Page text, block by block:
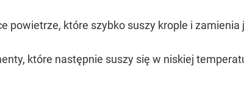
powietrze, które szybko suszy krople i zamienia
które następnie suszy się w niskiej